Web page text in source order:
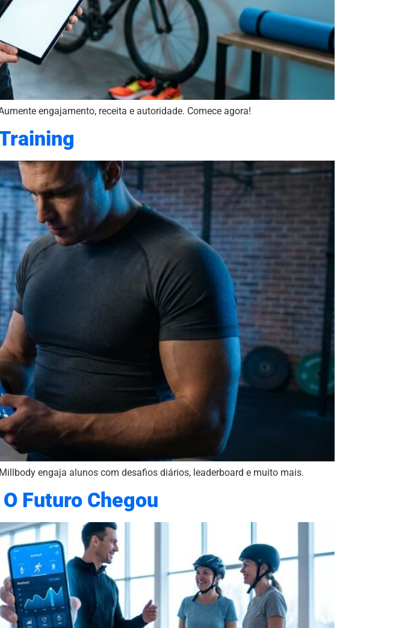
engajamento, receita e autoridade. Comece agora!
engaja alunos com desafios diários, leaderboard e muito mais.
Futuro Chegou